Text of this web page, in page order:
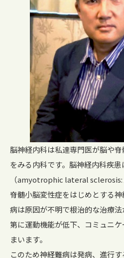
脳神経内科は私達専門医が脳や
をみる内科です。脳神経内科疾
（amyotrophic lateral sclerosis:
脊髄小脳変性症をはじめとする
病は原因が不明で根治的な治療
第に運動機能が低下、コミュニ
まいます。
このため神経難病は発病、進行